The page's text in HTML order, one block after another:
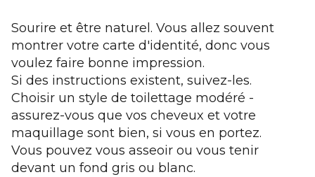
Sourire et être naturel. Vous allez souvent
montrer votre carte d'identité, donc vous
voulez faire bonne impression.
Si des instructions existent, suivez-les.
Choisir un style de toilettage modéré -
assurez-vous que vos cheveux et votre
maquillage sont bien, si vous en portez.
Vous pouvez vous asseoir ou vous tenir
devant un fond gris ou blanc.